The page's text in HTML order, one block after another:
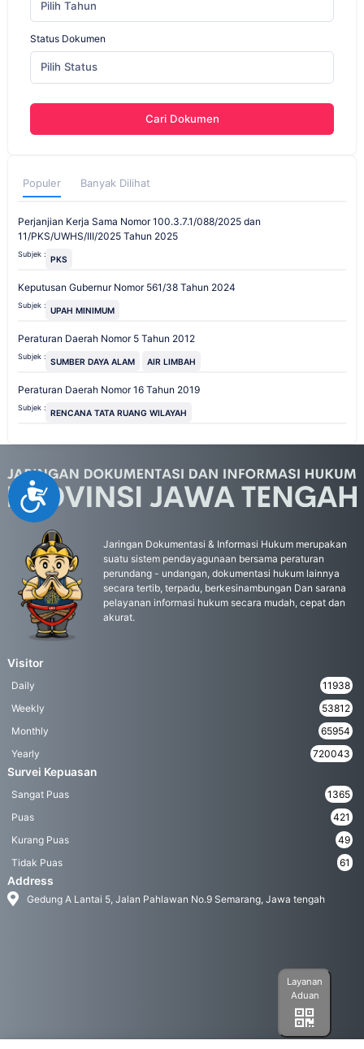
Accessibility
Pilih Tahun
Status Dokumen
Pilih Status
Cari Dokumen
Populer Banyak Dilihat
Perjanjian Kerja Sama Nomor 100.3.7.1/088/2025 dan
11/PKS/UWHS/III/2025 Tahun 2025
Subjek : PKS
Keputusan Gubernur Nomor 561/38 Tahun 2024
Subjek : UPAH MINIMUM
Peraturan Daerah Nomor 5 Tahun 2012
Subjek : SUMBER DAYA ALAM AIR LIMBAH
Peraturan Daerah Nomor 16 Tahun 2019
Subjek : RENCANA TATA RUANG WILAYAH
Jaringan Dokumentasi & Informasi Hukum merupakan
suatu sistem pendayagunaan bersama peraturan
perundang - undangan, dokumentasi hukum lainnya
secara tertib, terpadu, berkesinambungan Dan sarana
pelayanan informasi hukum secara mudah, cepat dan
akurat.
Visitor
Daily
11938
Weekly
53812
Monthly
65954
Yearly
720043
Survei Kepuasan
Sangat Puas
1365
Puas
421
Kurang Puas
49
Tidak Puas
61
Address
Gedung A Lantai 5, Jalan Pahlawan No.9 Semarang, Jawa tengah
Layanan
Aduan